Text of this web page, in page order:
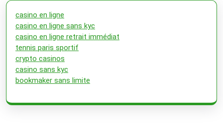
casino en ligne
casino en ligne sans kyc
casino en ligne retrait immédiat
tennis paris sportif
crypto casinos
casino sans kyc
bookmaker sans limite